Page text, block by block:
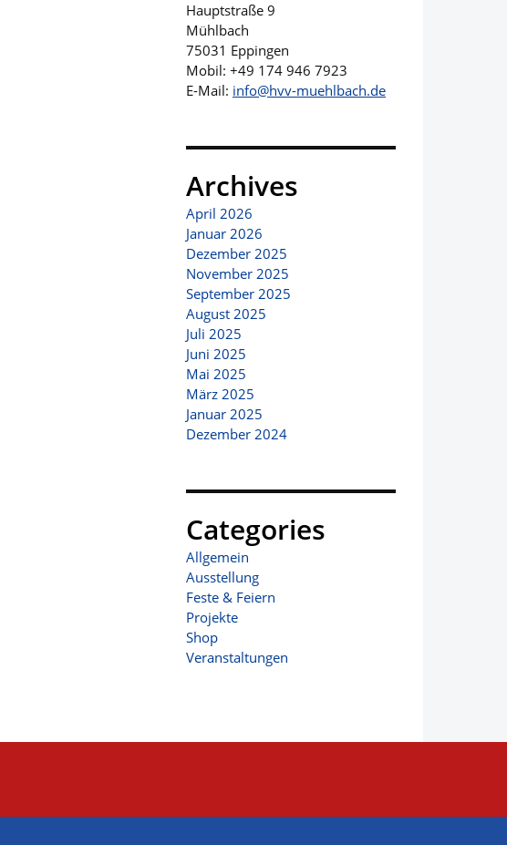
Hauptstraße 9
Mühlbach
75031 Eppingen
Mobil: +49 174 946 7923
E-Mail: info@hvv-muehlbach.de
Archives
April 2026
Januar 2026
Dezember 2025
November 2025
September 2025
August 2025
Juli 2025
Juni 2025
Mai 2025
März 2025
Januar 2025
Dezember 2024
Categories
Allgemein
Ausstellung
Feste & Feiern
Projekte
Shop
Veranstaltungen